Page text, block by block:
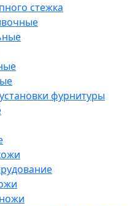
стежка
фурнитуры